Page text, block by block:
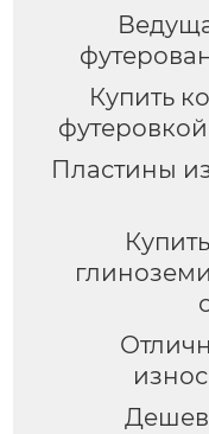
Купить
Пластины